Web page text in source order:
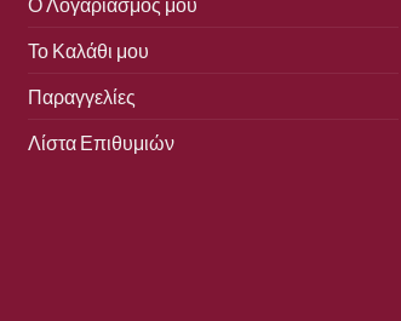
Το Καλάθι μου
Παραγγελίες
Λίστα Επιθυμιών